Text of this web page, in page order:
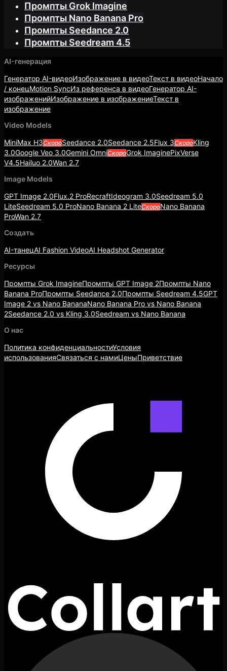
Промпты Grok Imagine
Промпты Nano Banana Pro
Промпты Seedance 2.0
Промпты Seedream 4.5
AI-генерация
Генератор AI-видеоИзображение в видеоТекст в видеоНачало
/ конецMotion SyncИз референса в видеоГенератор AI-
изображенийИзображение в изображениеТекст в
изображение
Video Models
MiniMax H3СкороSeedance 2.0Seedance 2.5Flux 3СкороKling
3.0Google Veo 3.0Gemini OmniСкороGrok ImaginePixVerse
V4.5Hailuo 2.0Wan 2.7
Image Models
GPT Image 2.0Flux.2 ProRecraftIdeogram 3.0Seedream 5.0
LiteSeedream 5.0 ProNano Banana 2 LiteСкороNano Banana
ProWan 2.7
Создать
AI-танецAI Fashion VideoAI Headshot Generator
Ресурсы
Промпты Grok ImagineПромпты GPT Image 2Промпты Nano
Banana ProПромпты Seedance 2.0Промпты Seedream 4.5GPT
Image 2 vs Nano BananaNano Banana Pro vs Nano Banana
2Seedance 2.0 vs Kling 3.0Seedream vs Nano Banana
О нас
Политика конфиденциальностиУсловия
использованияСвязаться с намиЦеныПриветствие